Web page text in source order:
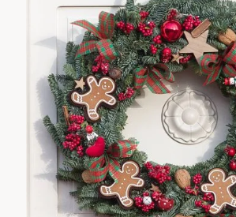
Erwachsene
1
Kinder
0
SUCHE